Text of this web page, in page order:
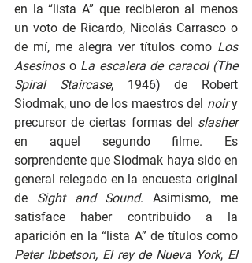
en la “lista A” que recibieron al menos
un voto de Ricardo, Nicolás Carrasco o
de mí, me alegra ver títulos como Los
Asesinos o La escalera de caracol (The
Spiral Staircase, 1946) de Robert
Siodmak, uno de los maestros del noir y
precursor de ciertas formas del
slasher
en aquel segundo filme. Es
sorprendente que Siodmak haya sido en
general relegado en la encuesta original
de Sight and Sound. Asimismo, me
satisface haber contribuido a la
Peter Ibbetson, El rey de Nueva York, El